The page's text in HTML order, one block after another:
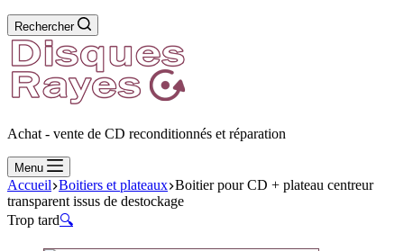
Rechercher
Achat - vente de CD reconditionnés et réparation
Menu
Accueil Boitiers et plateaux Boitier pour CD + plateau centreur
transparent issus de destockage
Trop tard🔍